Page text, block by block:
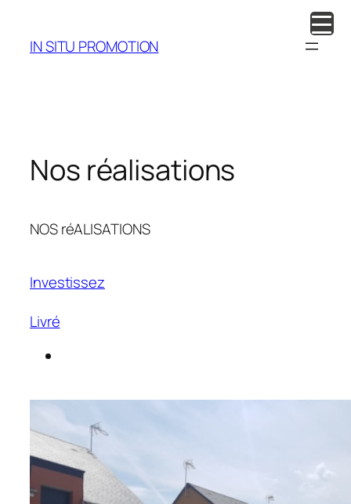
contenu
IN SITU PROMOTION
Nos réalisations
NOS réALISATIONS
Investissez
Livré